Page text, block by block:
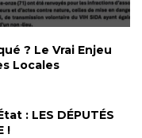
? Le Vrai Enjeu
Locales
: LES DÉPUTÉS
!